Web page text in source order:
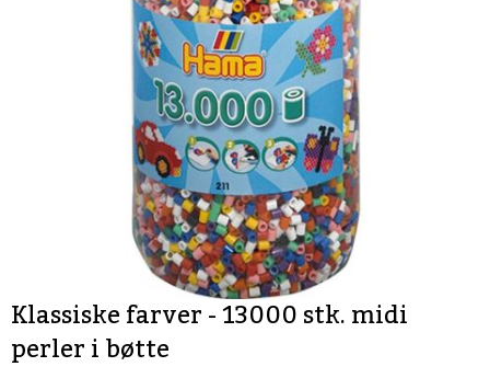
Klassiske farver - 13000 stk. midi
perler i bøtte